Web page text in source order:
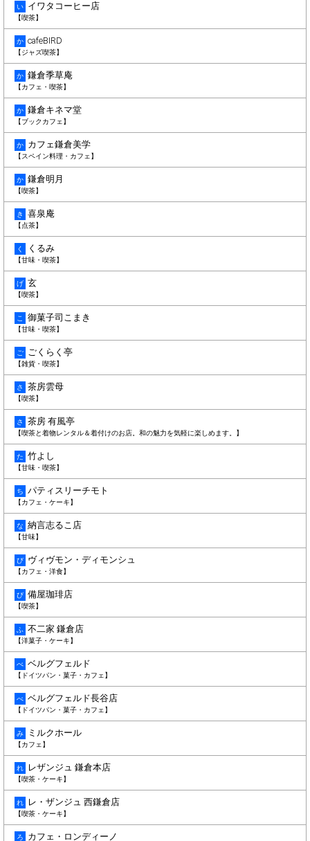
い イワタコーヒー店
【喫茶】
か cafeBIRD
【ジャズ喫茶】
か 鎌倉季草庵
【カフェ・喫茶】
か 鎌倉キネマ堂
【ブックカフェ】
か カフェ鎌倉美学
【スペイン料理・カフェ】
か 鎌倉明月
【喫茶】
き 喜泉庵
【点茶】
く くるみ
【甘味・喫茶】
げ 玄
【喫茶】
こ 御菓子司こまき
【甘味・喫茶】
ご ごくらく亭
【雑貨・喫茶】
さ 茶房雲母
【喫茶】
さ 茶房 有風亭
【喫茶と着物レンタル＆着付けのお店。和の魅力を気軽に楽しめます。】
た 竹よし
【甘味・喫茶】
ち パティスリーチモト
【カフェ・ケーキ】
な 納言志るこ店
【甘味】
び ヴィヴモン・ディモンシュ
【カフェ・洋食】
び 備屋珈琲店
【喫茶】
ふ 不二家 鎌倉店
【洋菓子・ケーキ】
べ ベルグフェルド
【ドイツパン・菓子・カフェ】
べ ベルグフェルド長谷店
【ドイツパン・菓子・カフェ】
み ミルクホール
【カフェ】
れ レザンジュ 鎌倉本店
【喫茶・ケーキ】
れ レ・ザンジュ 西鎌倉店
【喫茶・ケーキ】
ろ カフェ・ロンディーノ